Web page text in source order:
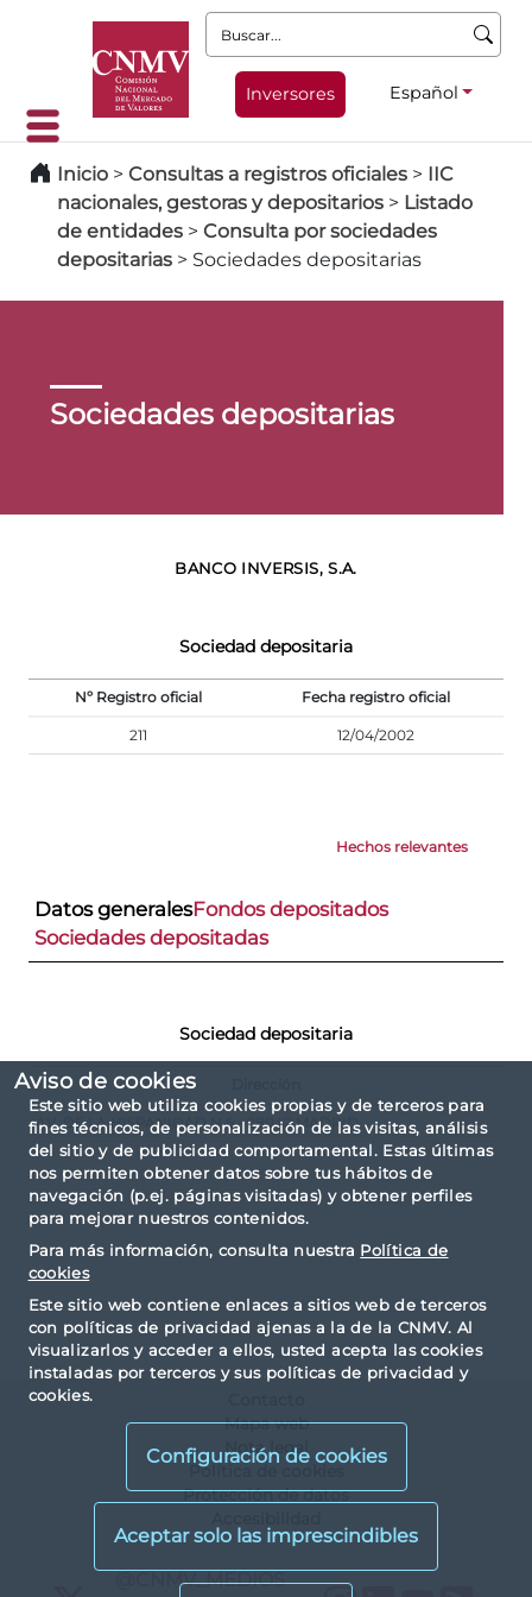
Aviso de cookies
Este sitio web utiliza cookies propias y de terceros para
fines técnicos, de personalización de las visitas, análisis
del sitio y de publicidad comportamental. Estas últimas
nos permiten obtener datos sobre tus hábitos de
navegación (p.ej. páginas visitadas) y obtener perfiles
para mejorar nuestros contenidos.
Para más información, consulta nuestra Política de
cookies
Este sitio web contiene enlaces a sitios web de terceros
con políticas de privacidad ajenas a la de la CNMV. Al
visualizarlos y acceder a ellos, usted acepta las cookies
instaladas por terceros y sus políticas de privacidad y
cookies.
Configuración de cookies
Buscar:
Inversores Español
Inicio > Consultas a registros oficiales > IIC
nacionales, gestoras y depositarios > Listado
de entidades > Consulta por sociedades
depositarias > Sociedades depositarias
Sociedades depositarias
BANCO INVERSIS, S.A.
Sociedad depositaria
Nº Registro oficial Fecha registro oficial
211 12/04/2002
Hechos relevantes
Datos generalesFondos depositados
Sociedades depositadas
Sociedad depositaria
AV. DE LA HISPANIDAD N.6 - 28042 MADRID
Mapa web
Nota legal
Política de cookies
Protección de datos
X@CNMV_MEDIOS